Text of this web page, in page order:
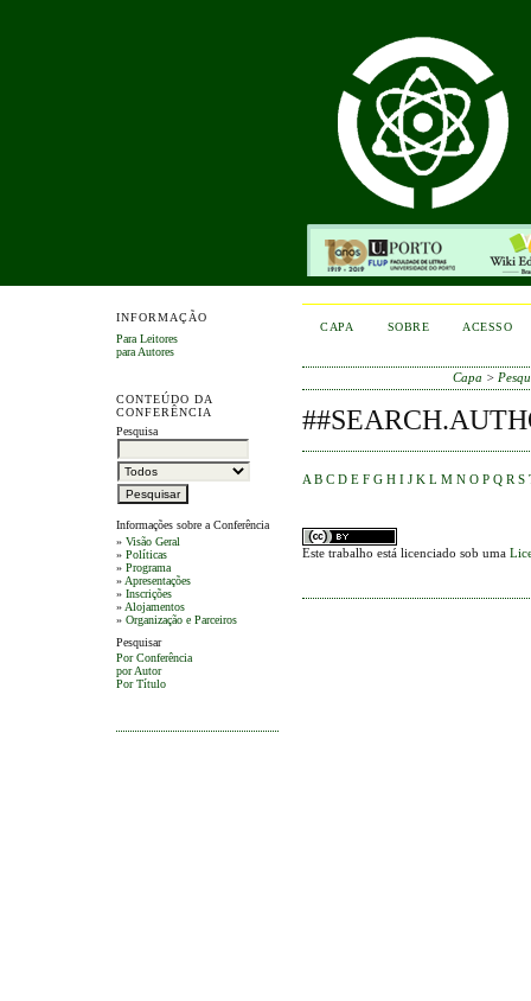
INFORMAÇÃO
Para Leitores
para Autores
CONTEÚDO DA
CONFERÊNCIA
Pesquisa
Informações sobre a Conferência
» Visão Geral
» Políticas
» Programa
» Apresentações
» Inscrições
» Alojamentos
» Organização e Parceiros
Pesquisar
Por Conferência
por Autor
Por Título
CAPA SOBRE
ACESSO
Capa >
A B C D E F G H I J K L M N O P Q R S
Este trabalho está licenciado sob uma